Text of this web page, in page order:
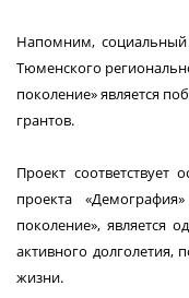
Напомним, социальный
Тюменского
поколение» является
грантов.
Проект соответствует
проекта
поколение», является
активного долголетия,
жизни.